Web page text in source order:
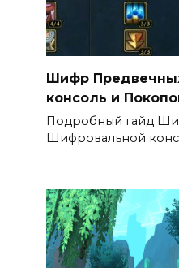
Шифр
консоль и
Подробный гайд
Шифровальной